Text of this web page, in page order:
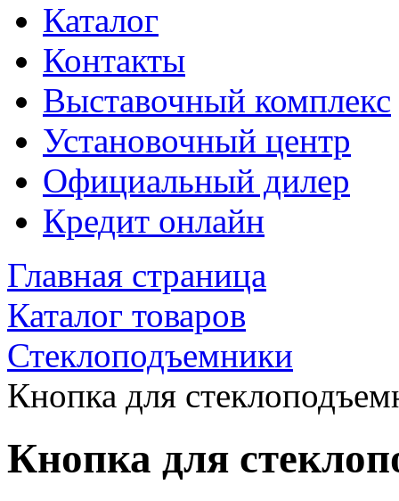
Каталог
Контакты
Выставочный комплекс
Установочный центр
Официальный дилер
Кредит онлайн
Главная страница
Каталог товаров
Стеклоподъемники
Кнопка для
Кнопка для